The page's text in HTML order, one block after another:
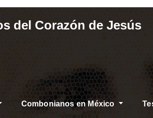
del Corazón de Jesús
Combonianos en México